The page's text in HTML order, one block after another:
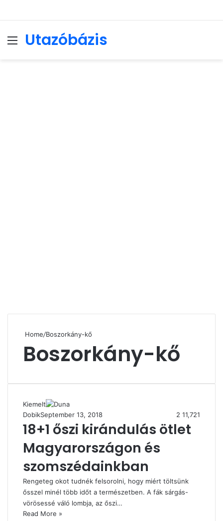
MenuUtazóbázis
Home/Boszorkány-kő
Boszorkány-kő
Kiemelt
DobikSeptember 13, 2018 2 11,721
18+1 őszi kirándulás ötlet
Magyarországon és
szomszédainkban
Rengeteg okot tudnék felsorolni, hogy miért töltsünk
ősszel minél több időt a természetben. A fák sárgás-
vörösessé váló lombja, az őszi…
Read More »